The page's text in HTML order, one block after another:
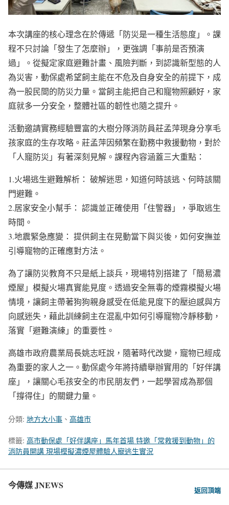
本次講座的核心理念在於傳遞「防災是一種生活態度」。課
程不只討論「發生了怎麼辦」，更強調「事前是否預演
過」。從擬定家庭避難計畫、風險判斷，到認識新型態的人
為災害，動保處希望飼主能在不危及自身安全的前提下，成
為一股民間的防災力量。當飼主能把自己和寵物照顧好，家
庭就多一分安全，整體社區的韌性也隨之提升。
活動邀請實務經驗豐富的大樹分隊消防員莊孟萍現身分享毛
孩家庭的生存攻略。莊孟萍因頻繁在勤務中救援動物，對於
「人寵防災」有著深刻見解。課程內容涵蓋三大重點：
1.火場逃生避難解析： 破解迷思，知道何時該逃、何時該關
門避難。
2.居家安全小幫手： 認識並正確使用「住警器」，爭取逃生
時間。
3.地震緊急應變： 提供飼主在晃動當下與災後，如何安撫並
引導寵物的正確應對方法。
為了讓防災教育不只是紙上談兵，現場特別搭建了「簡易濃
煙屋」模擬火場真實能見度。透過安全無毒的煙霧模擬火場
情境，讓飼主帶著狗狗親身感受在低能見度下的壓迫感與方
向感迷失，藉此訓練飼主在混亂中如何引導寵物冷靜移動，
落實「避難演練」的重要性。
高雄市政府農業局長姚志旺說，隨著時代改變，寵物已經成
為重要的家人之一。動保處今年將持續舉辦實用的「好伴講
座」，讓關心毛孩安全的市民朋友們，一起學習成為那個
「撐得住」的關鍵力量。
分類: 地方大小事 、 高雄市
標籤: 高市動保處「好伴講座」馬年首場 特邀「常救援到動物」的
消防員開講 現場模擬濃煙屋體驗人寵逃生實況
今傳媒 JNEWS 返回頂端